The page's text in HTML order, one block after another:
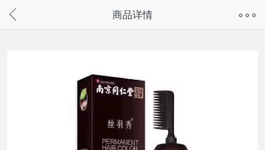
请通过微信或支付宝搜“奇兔客小程序”访问
商品详情